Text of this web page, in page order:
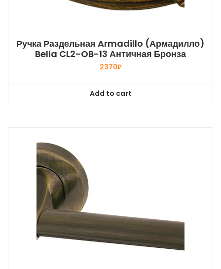
Ручка Раздельная Armadillo (Армадилло)
Bella CL2-OB-13 Античная Бронза
2370₽
Add to cart